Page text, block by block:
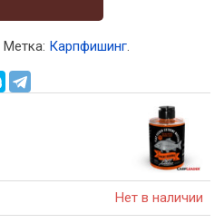
Метка: Карпфишинг.
Нет в наличии